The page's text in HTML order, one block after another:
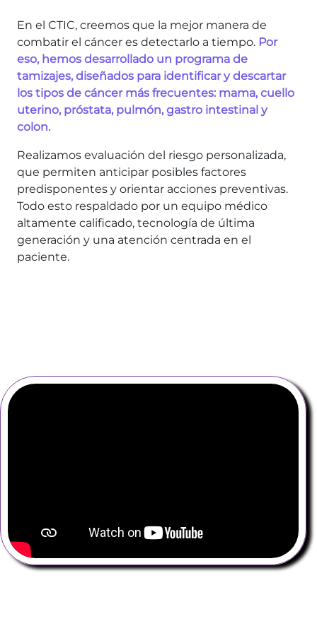
En el CTIC, creemos que la mejor manera de
combatir el cáncer es detectarlo a tiempo. Por
eso, hemos desarrollado un programa de
tamizajes, diseñados para identificar y descartar
los tipos de cáncer más frecuentes: mama, cuello
uterino, próstata, pulmón, gastro intestinal y
colon.
Realizamos evaluación del riesgo personalizada,
que permiten anticipar posibles factores
predisponentes y orientar acciones preventivas.
Todo esto respaldado por un equipo médico
altamente calificado, tecnología de última
generación y una atención centrada en el
paciente.